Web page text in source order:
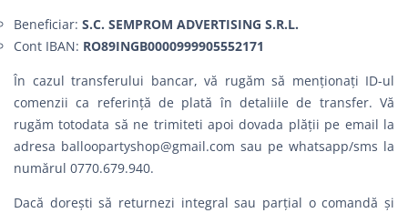
Beneficiar: S.C. SEMPROM ADVERTISING S.R.L.
Cont IBAN: RO89INGB0000999905552171
În cazul transferului bancar, vă rugăm să menționați ID-ul
comenzii ca referință de plată în detaliile de transfer. Vă
rugăm totodata să ne trimiteti apoi dovada plății pe email la
adresa balloopartyshop@gmail.com sau pe whatsapp/sms la
numărul 0770.679.940.
Dacă dorești să returnezi integral sau parțial o comandă şi